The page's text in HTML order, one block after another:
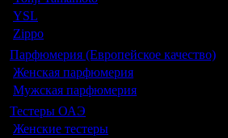
YSL
Zippo
Парфюмерия (Европейское качество)
Женская парфюмерия
Мужская парфюмерия
Тестеры ОАЭ
Женские тестеры